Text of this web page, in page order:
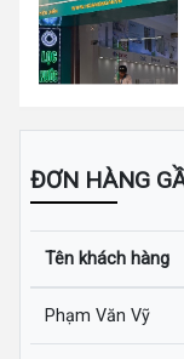
ĐƠN HÀNG
Tên khách hàng
Phạm Văn Vỹ